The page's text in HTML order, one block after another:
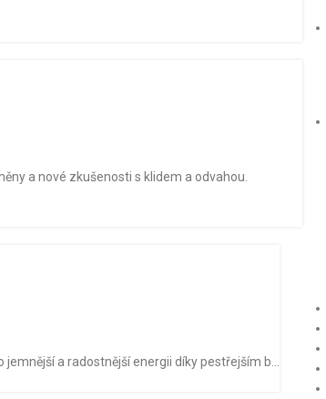
a nové zkušenosti s klidem a odvahou.
a radostnější energii díky pestřejším b...